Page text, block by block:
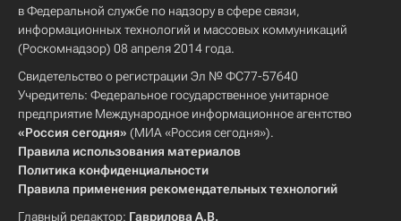
в Федеральной службе по надзору в сфере связи,
информационных технологий и массовых коммуникаций
(Роскомнадзор) 08 апреля 2014 года.
Свидетельство о регистрации Эл № ФС77-57640
Учредитель: Федеральное государственное унитарное
предприятие Международное информационное агентство
«Россия сегодня» (МИА «Россия сегодня»).
Правила использования материалов
Политика конфиденциальности
Правила применения рекомендательных технологий
Главный редактор: Гаврилова А.В.